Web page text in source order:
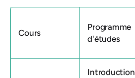
Cours
Programme
d'études
Introduction